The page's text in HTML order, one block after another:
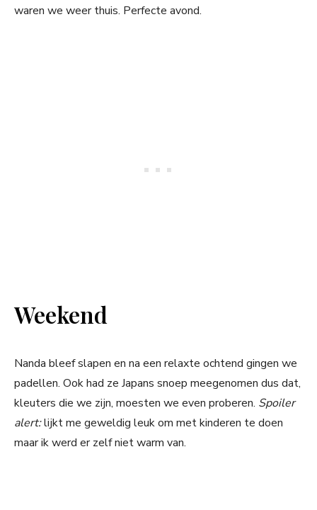
waren we weer thuis. Perfecte avond.
Weekend
Nanda bleef slapen en na een relaxte ochtend gingen we
padellen. Ook had ze Japans snoep meegenomen dus dat,
kleuters die we zijn, moesten we even proberen. Spoiler
alert:lijkt me geweldig leuk om met kinderen te doen
maar ik werd er zelf niet warm van.